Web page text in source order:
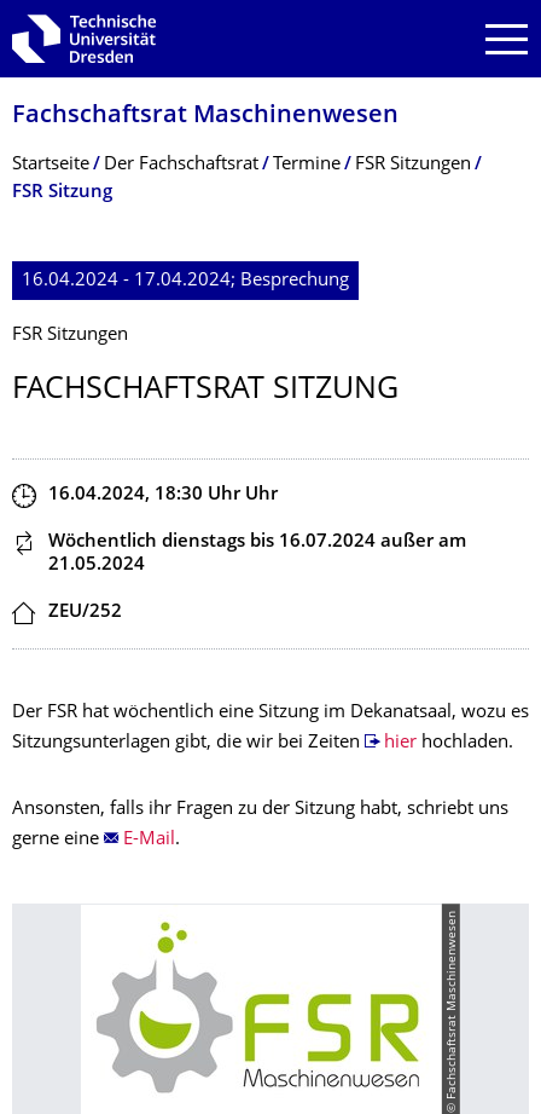
Zur Hauptnavigation springen
Zur Suche springen
Zum Inhalt springen
Fachschaftsrat Maschinenwesen
Breadcrumb-Menü
Startseite Der Fachschaftsrat Termine
FSR Sitzungen
FSR Sitzung
16.04.2024 - 17.04.2024; Besprechung
FSR Sitzungen
FACHSCHAFTSRAT SITZUNG
Zeit
16.04.2024, 18:30 Uhr Uhr
Dieser Termin wiederholt sich
Wöchentlich dienstags bis 16.07.2024 außer am
21.05.2024
Ort
ZEU/252
Der FSR hat wöchentlich eine Sitzung im Dekanatsaal, wozu es
Sitzungsunterlagen gibt, die wir bei Zeiten
hier hochladen.
Ansonsten, falls ihr Fragen zu der Sitzung habt, schriebt uns
gerne eine
E-Mail.
© Fachschaftsrat Maschinenwesen